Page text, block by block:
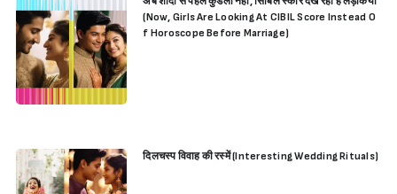
(Now, Girls Are Looking At CIBIL Score Instead O
f Horoscope Before Marriage)
दिलचस्प विवाह की रस्में (Interesting Wedding Rituals)